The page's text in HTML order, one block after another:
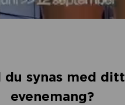
du synas med ditt
evenemang?